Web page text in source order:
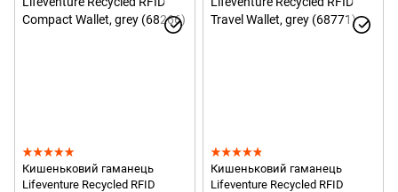
Кишеньковий гаманець
Lifeventure Recycled RFID
Кишеньковий гаманець
Lifeventure Recycled RFID